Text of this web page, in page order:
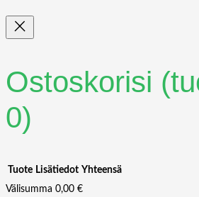
Ostoskorisi
0)
Tuote Lisätiedot Yhteensä
Välisumma 0,00 €